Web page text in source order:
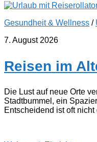
Gesundheit & Wellness /
7. August 2026
Reisen im
Die Lust auf neue Orte
Stadtbummel, ein
Entscheidend ist oft